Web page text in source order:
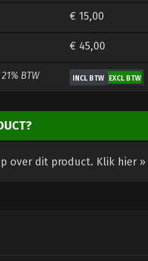
€ 15,00
€ 45,00
BTW
over dit product. Klik hier »